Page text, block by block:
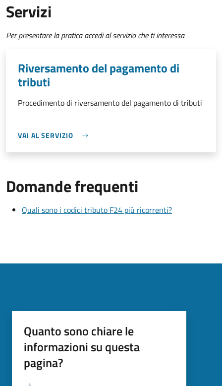
Servizi
Per presentare la pratica accedi al servizio che ti interessa
Riversamento del pagamento di
tributi
Procedimento di riversamento del pagamento di tributi
VAI AL SERVIZIO
Domande frequenti
Quali sono i codici tributo F24 più ricorrenti?
Quanto sono chiare le
informazioni su questa
pagina?